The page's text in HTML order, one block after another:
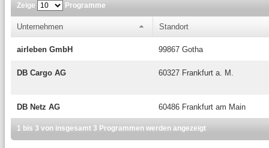
Zeige Programme
Unternehmen Standort
airleben GmbH 99867 Gotha
DB Cargo AG 60327 Frankfurt a. M.
DB Netz AG 60486 Frankfurt am Main
1 bis 3 von insgesamt 3 Programmen werden angezeigt